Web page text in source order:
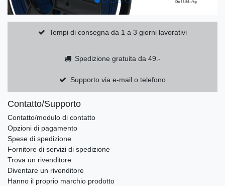
Tempi di consegna da 1 a 3 giorni lavorativi
Spedizione gratuita da 49.-
Supporto via e-mail o telefono
Contatto/Supporto
Contatto/modulo di contatto
Opzioni di pagamento
Spese di spedizione
Fornitore di servizi di spedizione
Trova un rivenditore
Diventare un rivenditore
Hanno il proprio marchio prodotto